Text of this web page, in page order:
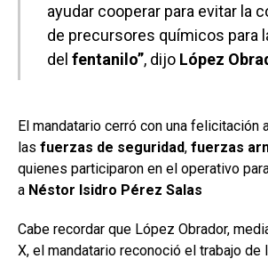
ayudar cooperar para evitar la
de precursores químicos para
del fentanilo”, dijo López
El mandatario cerró con una felicitación
las fuerzas de seguridad, fuerzas
quienes participaron en el operativo
a Néstor Isidro Pérez Salas
Cabe recordar que López Obrador,
X, el mandatario reconoció el trabajo de